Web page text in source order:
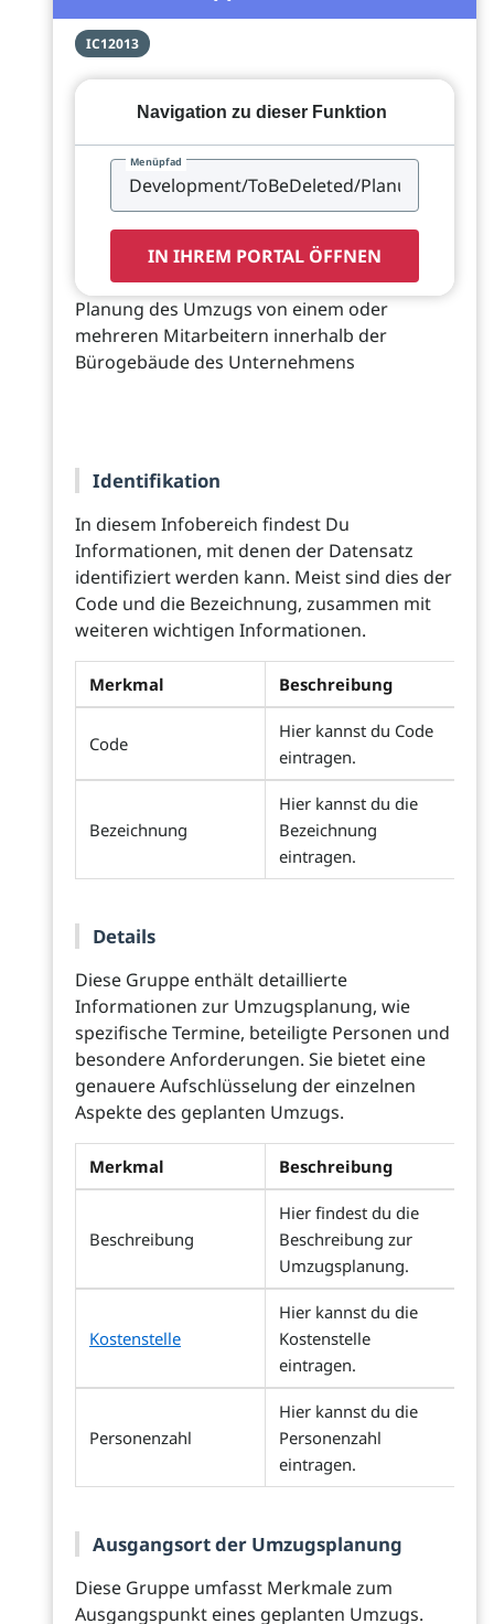
IC12013
Navigation zu dieser Funktion
Menüpfad
IN IHREM PORTAL ÖFFNEN
Planung des Umzugs von einem oder
mehreren Mitarbeitern innerhalb der
Bürogebäude des Unternehmens
Identifikation
In diesem Infobereich findest Du
Informationen, mit denen der Datensatz
identifiziert werden kann. Meist sind dies der
Code und die Bezeichnung, zusammen mit
weiteren wichtigen Informationen.
Merkmal Beschreibung
Code
Hier kannst du Code
eintragen.
Bezeichnung
Hier kannst du die
Bezeichnung
eintragen.
Details
Diese Gruppe enthält detaillierte
Informationen zur Umzugsplanung, wie
spezifische Termine, beteiligte Personen und
besondere Anforderungen. Sie bietet eine
genauere Aufschlüsselung der einzelnen
Aspekte des geplanten Umzugs.
Merkmal Beschreibung
Beschreibung
Hier findest du die
Beschreibung zur
Umzugsplanung.
Kostenstelle
Hier kannst du die
Kostenstelle
eintragen.
Personenzahl
Hier kannst du die
Personenzahl
eintragen.
Ausgangsort der Umzugsplanung
Diese Gruppe umfasst Merkmale zum
Ausgangspunkt eines geplanten Umzugs.